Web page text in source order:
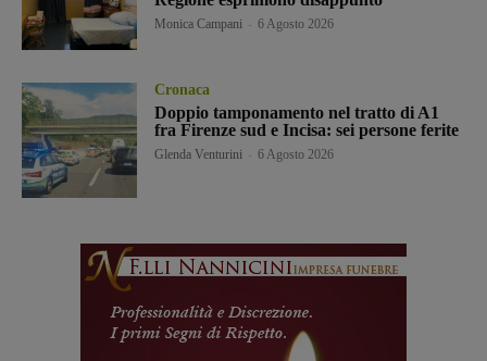
Monica Campani 6 Agosto 2026
Cronaca
Doppio tamponamento nel tratto di A1
fra Firenze sud e Incisa: sei persone ferite
Glenda Venturini 6 Agosto 2026